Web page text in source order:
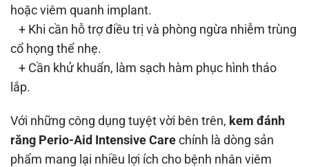
hoặc viêm quanh implant.
+ Khi cần hỗ trợ điều trị và phòng ngừa nhiễm trùng
cổ họng thể nhẹ.
+ Cần khử khuẩn, làm sạch hàm phục hình tháo
lắp.
Với những công dụng tuyệt vời bên trên, kem đánh
răng Perio-Aid Intensive Carechính là dòng sản
phẩm mang lại nhiều lợi ích cho bệnh nhân viêm